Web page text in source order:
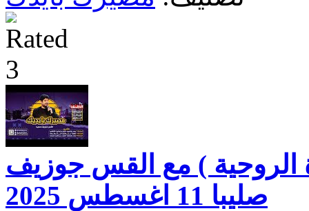
الروحية ) مع القس جوزيف
صليبا 11 اغسطس 2025